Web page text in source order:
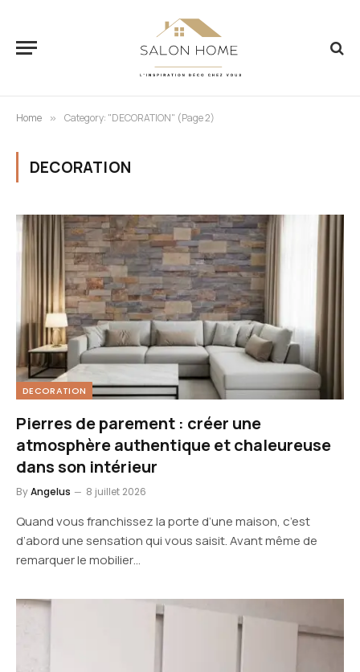
Home » Category: "DECORATION" (Page 2)
DECORATION
DECORATION
Pierres de parement : créer une
atmosphère authentique et chaleureuse
dans son intérieur
ByAngelus 8 juillet 2026
Quand vous franchissez la porte d’une maison, c’est
d’abord une sensation qui vous saisit. Avant même de
remarquer le mobilier…